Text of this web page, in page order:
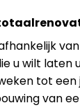
u wilt laten
tot
van